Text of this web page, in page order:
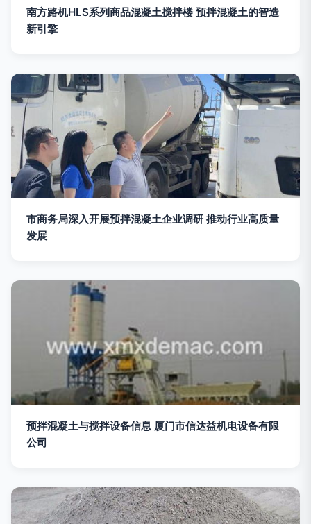
南方路机HLS系列商品混凝土搅拌楼 预拌混凝土的智造
新引擎
市商务局深入开展预拌混凝土企业调研 推动行业高质量
发展
预拌混凝土与搅拌设备信息 厦门市信达益机电设备有限
公司